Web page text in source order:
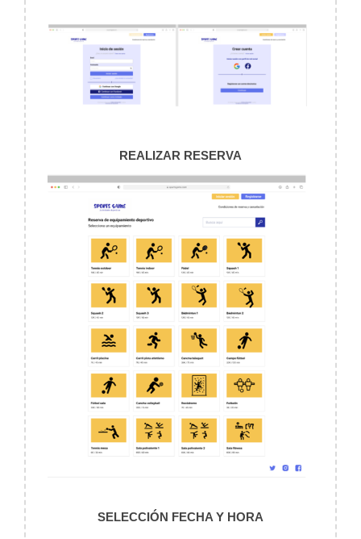
REALIZAR RESERVA
SELECCIÓN FECHA Y HORA